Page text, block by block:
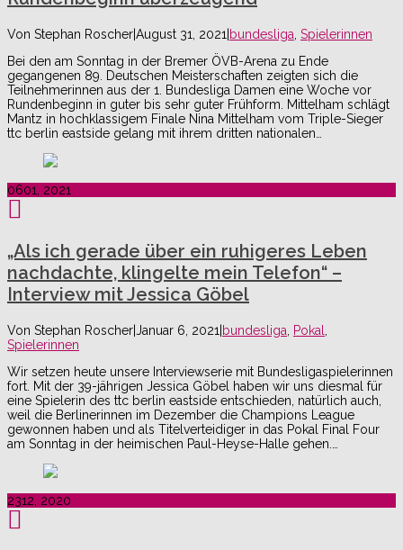
Von Stephan RoscherAugust 31, 2021 bundesliga, Spielerinnen
Bei den am Sonntag in der Bremer ÖVB-Arena zu Ende
gegangenen 89. Deutschen Meisterschaften zeigten sich die
Teilnehmerinnen aus der 1. Bundesliga Damen eine Woche vor
Rundenbeginn in guter bis sehr guter Frühform. Mittelham schlägt
Mantz in hochklassigem Finale Nina Mittelham vom Triple-Sieger
ttc berlin eastside gelang mit ihrem dritten nationalen…
0601, 2021
„Als ich gerade über ein ruhigeres Leben
nachdachte, klingelte mein Telefon“ –
Interview mit Jessica Göbel
Von Stephan RoscherJanuar 6, 2021 bundesliga, Pokal,
Spielerinnen
Wir setzen heute unsere Interviewserie mit Bundesligaspielerinnen
fort. Mit der 39-jährigen Jessica Göbel haben wir uns diesmal für
eine Spielerin des ttc berlin eastside entschieden, natürlich auch,
weil die Berlinerinnen im Dezember die Champions League
gewonnen haben und als Titelverteidiger in das Pokal Final Four
am Sonntag in der heimischen Paul-Heyse-Halle gehen.…
2312, 2020